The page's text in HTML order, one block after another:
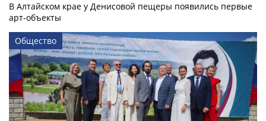
В Алтайском крае у Денисовой пещеры появились первые
арт-объекты
Общество